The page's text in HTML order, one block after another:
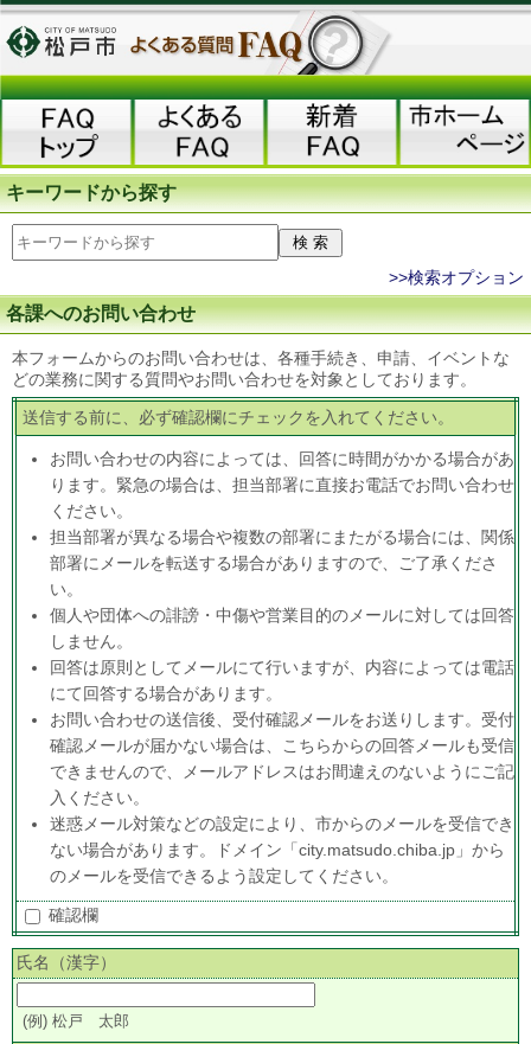
キーワードから探す
>>検索オプション
各課へのお問い合わせ
本フォームからのお問い合わせは、各種手続き、申請、イベントな
どの業務に関する質問やお問い合わせを対象としております。
送信する前に、必ず確認欄にチェックを入れてください。
お問い合わせの内容によっては、回答に時間がかかる場合があ
ります。緊急の場合は、担当部署に直接お電話でお問い合わせ
ください。
担当部署が異なる場合や複数の部署にまたがる場合には、関係
部署にメールを転送する場合がありますので、ご了承くださ
い。
個人や団体への誹謗・中傷や営業目的のメールに対しては回答
しません。
回答は原則としてメールにて行いますが、内容によっては電話
にて回答する場合があります。
お問い合わせの送信後、受付確認メールをお送りします。受付
確認メールが届かない場合は、こちらからの回答メールも受信
できませんので、メールアドレスはお間違えのないようにご記
入ください。
迷惑メール対策などの設定により、市からのメールを受信でき
ない場合があります。ドメイン「city.matsudo.chiba.jp」から
のメールを受信できるよう設定してください。
確認欄
氏名（漢字）
(例) 松戸 太郎